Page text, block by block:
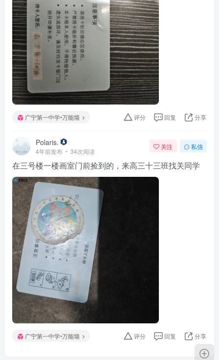
广宁第一中学•万能墙 评分 回复 分享
Polaris.
4年前发布 34次阅读
关注 私信
在三号楼一楼画室门前捡到的，来高三十三班找关同学
广宁第一中学•万能墙 评分 回复 分享